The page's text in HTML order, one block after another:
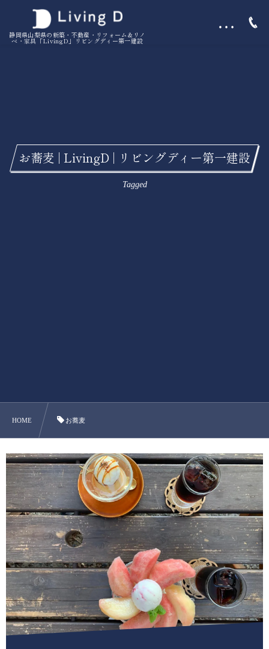
静岡県山梨県の新築・不動産・リフォーム＆リノ
ベ・家具「LivingD」リビングディー第一建設
…
お蕎麦 | LivingD | リビングディー第一建設
Tagged
HOME お蕎麦